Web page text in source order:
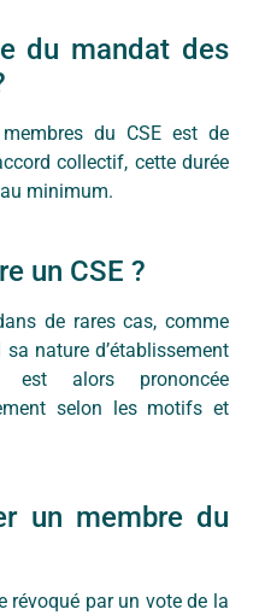
du mandat des
du CSE est de
collectif, cette durée
minimum.
un CSE ?
de rares cas, comme
sa nature d’établissement
est alors prononcée
selon les motifs et
un membre du
révoqué par un vote de la